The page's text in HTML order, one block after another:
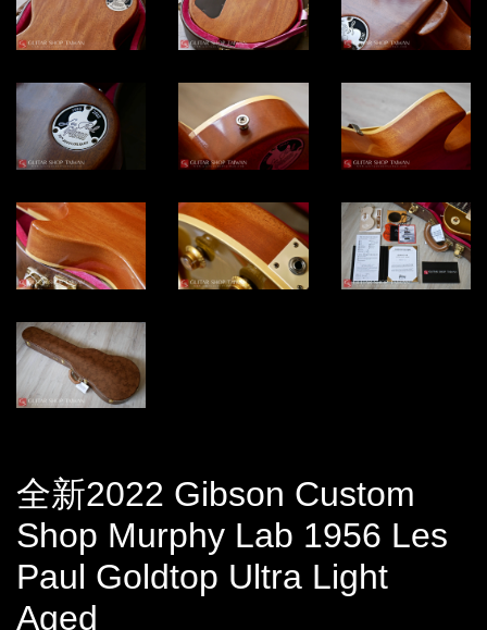
全新2022 Gibson Custom
Shop Murphy Lab 1956 Les
Paul Goldtop Ultra Light
Aged